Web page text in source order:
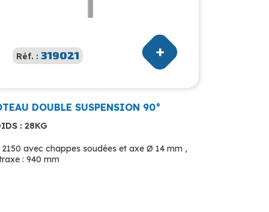
Réf. : 319021
DOUBLE SUSPENSION 90°
: 28KG
avec chappes soudées et axe Ø 14 mm ,
: 940 mm